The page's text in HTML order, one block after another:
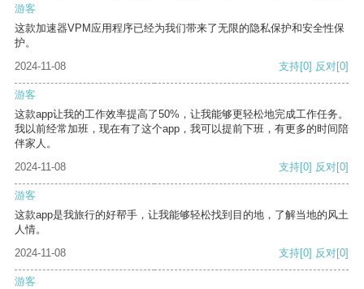
游客
这款加速器VPM应用程序已经为我们带来了无限的隐私保护和安全性保
护。
2024-11-08
支持[0] 反对[0]
游客
这款app让我的工作效率提高了50%，让我能够更轻松地完成工作任务。
我以前经常加班，现在有了这个app，我可以提前下班，有更多的时间陪
伴家人。
2024-11-08
支持[0] 反对[0]
游客
这款app是我旅行的好帮手，让我能够轻松找到目的地，了解当地的风土
人情。
2024-11-08
支持[0] 反对[0]
游客